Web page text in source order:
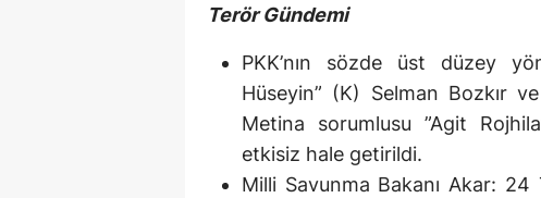
Terör Gündemi
PKK’nın sözde üst düzey
Hüseyin” (K) Selman Bozkır
Metina sorumlusu ”Agit
etkisiz hale getirildi.
Milli Savunma Bakanı Akar: